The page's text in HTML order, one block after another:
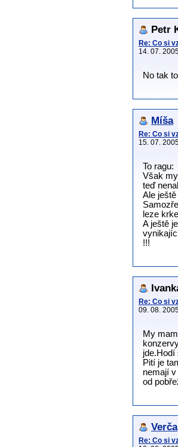
Petr
Re: Co si
14. 07.
No tak
Míša
Re: Co si
15. 07.
To ragu:
Však
teď
Ale
leze
A ještě
!!!
Re: Co si
09. 08.
My
jde.Hodí
Pití je
nemají
od
Verča
Re: Co si